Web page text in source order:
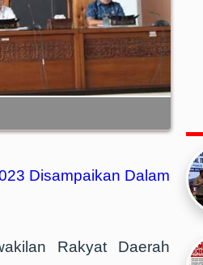
Disampaikan Dalam
Rakyat Daerah